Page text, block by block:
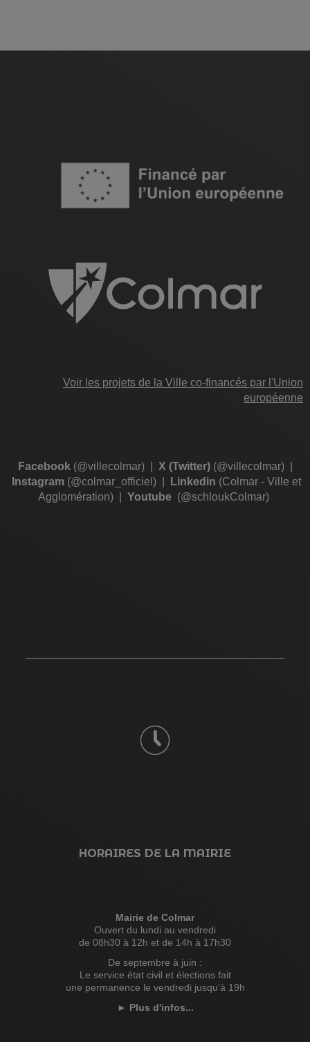
Image
Voir les projets de la Ville co-financés par l'Union
européenne
Facebook(@villecolmar)| X (Twitter)(@villecolmar)|
Instagram (@colmar_officiel) Linkedin (Colmar - Ville et
Agglomération)
Youtube (@schloukColmar)
HORAIRES DE LA MAIRIE
Mairie de Colmar
Ouvert du lundi au vendredi
de 08h30 à 12h et de 14h à 17h30
De septembre à juin :
Le service état civil et élections fait
une permanence le vendredi jusqu’à 19h
► Plus d'infos...